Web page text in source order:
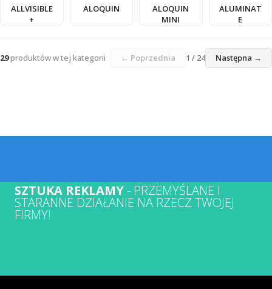
ALLVISIBLE
+
ALOQUIN
ALOQUIN
MINI
ALUMINAT
E
29produktów w tej kategorii ← Poprzednia 1 / 24 Następna →
SZTUKA REKLAMY- PRZEMYŚLANE I
STARANNE DZIAŁANIE NA RZECZ TWOJEJ
FIRMY!